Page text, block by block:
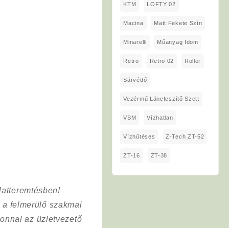
felmerülő szakmai
az üzletvezető
KTM LOFTY 02
Macina Matt Fekete Szín
Minarelli Műanyag Idom
Retro Retro 02 Roller
Sárvédő
Vezérmű Láncfeszítő Szett
VSM Vízhatlan
Vízhűtéses Z-Tech ZT-52
ZT-16 ZT-38